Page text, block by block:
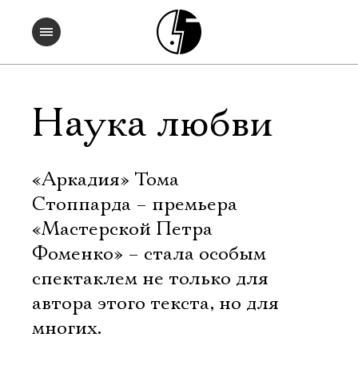
Наука любви
«Аркадия» Тома
Стоппарда – премьера
«Мастерской Петра
Фоменко» – стала особым
спектаклем не только для
автора этого текста, но для
многих.